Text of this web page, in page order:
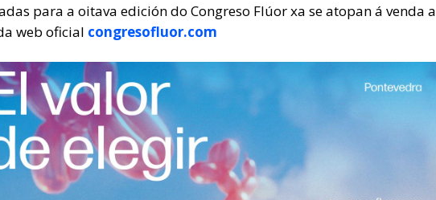
para a oitava edición do Congreso Flúor xa se atopan á venda a
web oficial congresofluor.com